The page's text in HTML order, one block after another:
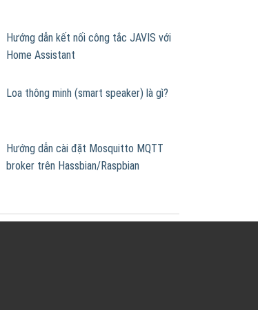
Hướng dẫn kết nối công tắc JAVIS với
Home Assistant
Loa thông minh (smart speaker) là gì?
Hướng dẫn cài đặt Mosquitto MQTT
broker trên Hassbian/Raspbian